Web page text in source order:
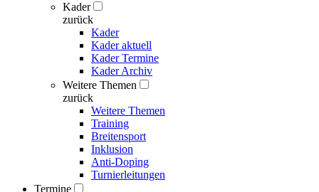
Kader
zurück
Kader
Kader aktuell
Kader Termine
Kader Archiv
Weitere Themen
zurück
Weitere Themen
Training
Breitensport
Inklusion
Anti-Doping
Turnierleitungen
Termine